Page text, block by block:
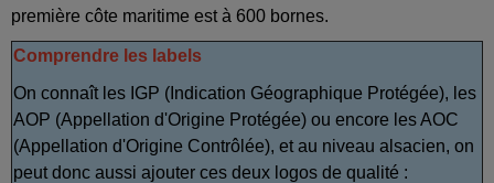
première côte maritime est à 600 bornes.
Comprendre les labels
On connaît les IGP (Indication Géographique Protégée), les
AOP (Appellation d'Origine Protégée) ou encore les AOC
(Appellation d'Origine Contrôlée), et au niveau alsacien, on
peut donc aussi ajouter ces deux logos de qualité :